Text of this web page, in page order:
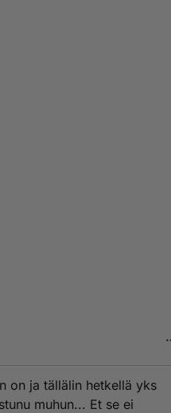
on ja tällälin hetkellä yks
muhun... Et se ei